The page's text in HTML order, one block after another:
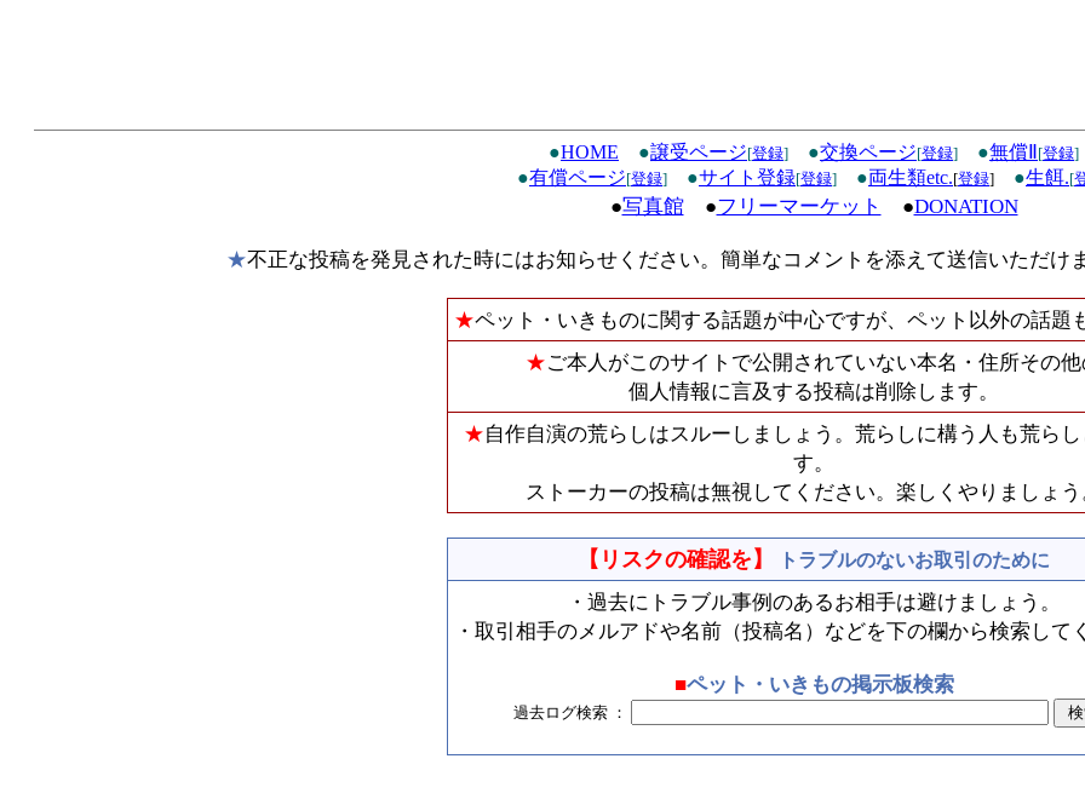
●HOME ●譲受ページ[登録] ●交換ページ[登録] ●無償Ⅱ [登録]
●有償ページ[登録] ●サイト登録[登録] ●両生類etc.[登録] ●生餌.[
●写真館●フリーマーケット ●DONATION
★不正な投稿を発見された時にはお知らせください。簡単なコメントを添えて送信いただけま
★ペット・いきものに関する話題が中心ですが、ペット以外の話題
★ご本人がこのサイトで公開されていない本名・住所その
個人情報に言及する投稿は削除します。
★自作自演の荒らしはスルーしましょう。荒らしに構う人も荒ら
す。
ストーカーの投稿は無視してください。楽しくやりましょう
【リスクの確認を】 トラブルのないお取引のために
・過去にトラブル事例のあるお相手は避けましょう。
・取引相手のメルアドや名前（投稿名）などを下の欄から検索して
■ペット・いきもの掲示板検索
過去ログ検索 ：